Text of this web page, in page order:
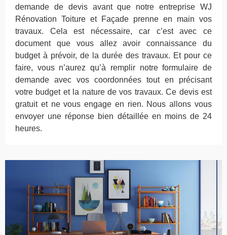
demande de devis avant que notre entreprise WJ
Rénovation Toiture et Façade prenne en main vos
travaux. Cela est nécessaire, car c’est avec ce
document que vous allez avoir connaissance du
budget à prévoir, de la durée des travaux. Et pour ce
faire, vous n’aurez qu’à remplir notre formulaire de
demande avec vos coordonnées tout en précisant
votre budget et la nature de vos travaux. Ce devis est
gratuit et ne vous engage en rien. Nous allons vous
envoyer une réponse bien détaillée en moins de 24
heures.